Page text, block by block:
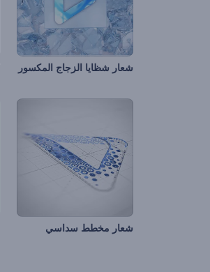
شعار شظايا الزجاج المكسور
شعار مخطط سداسي